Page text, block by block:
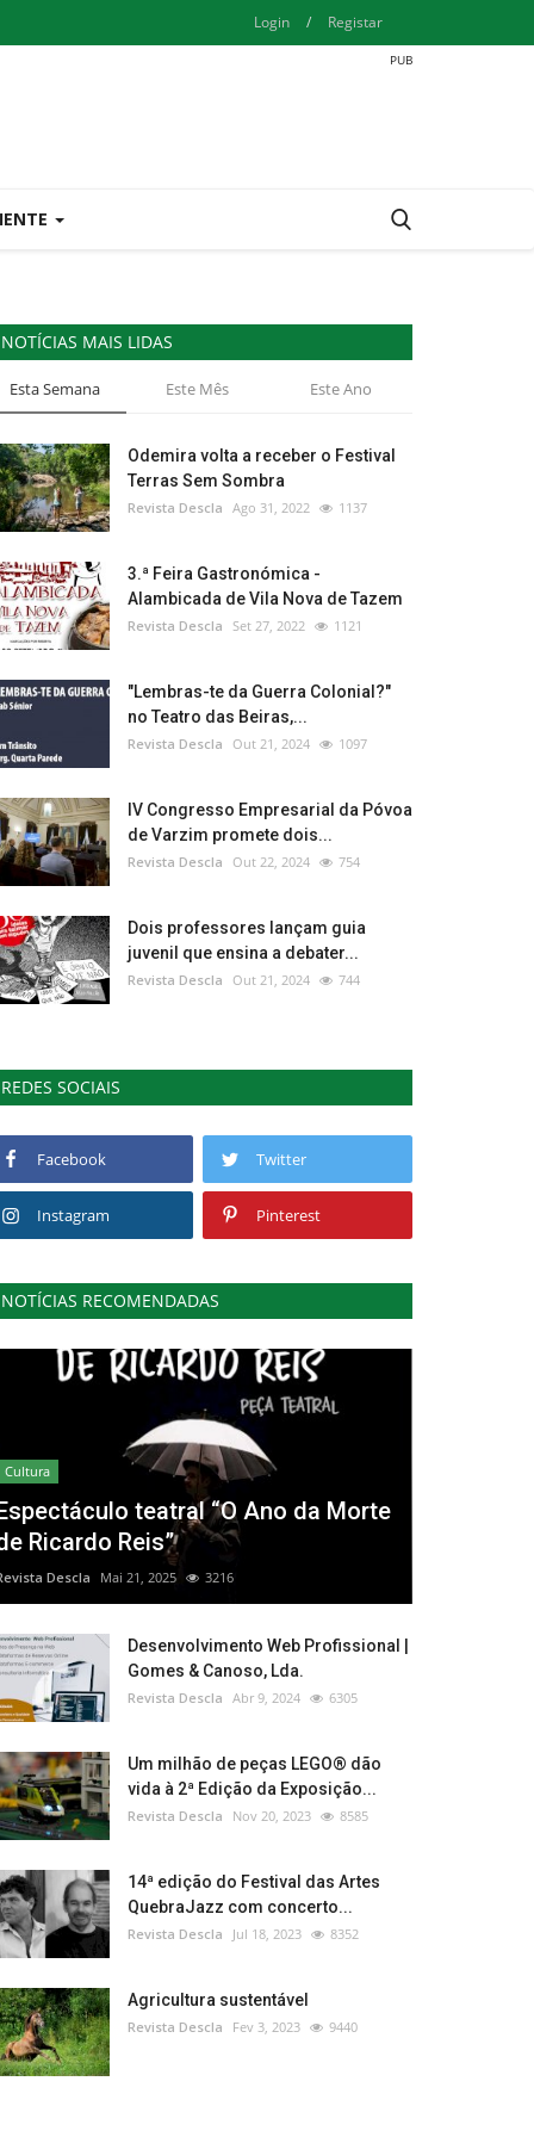
Login / Registar
NOTÍCIAS MAIS LIDAS
Esta Semana Este Mês Este Ano
Odemira volta a receber o Festival
Terras Sem Sombra
Revista Descla Ago 31, 2022 1137
3.ª Feira Gastronómica -
Alambicada de Vila Nova de Tazem
Revista Descla Set 27, 2022 1121
"Lembras-te da Guerra Colonial?"
no Teatro das Beiras,...
Revista Descla Out 21, 2024 1097
IV Congresso Empresarial da Póvoa
de Varzim promete dois...
Revista Descla Out 22, 2024 754
Dois professores lançam guia
juvenil que ensina a debater...
Revista Descla Out 21, 2024 744
REDES SOCIAIS
Facebook Twitter
Instagram Pinterest
NOTÍCIAS RECOMENDADAS
Cultura
teatral “O Ano da Morte
Ricardo Reis”
Descla Mai 21, 2025 3216
Desenvolvimento Web Profissional |
Gomes & Canoso, Lda.
Revista Descla Abr 9, 2024 6305
Um milhão de peças LEGO® dão
vida à 2ª Edição da Exposição...
Revista Descla Nov 20, 2023 8585
14ª edição do Festival das Artes
QuebraJazz com concerto...
Revista Descla Jul 18, 2023 8352
Agricultura sustentável
Revista Descla Fev 3, 2023 9440